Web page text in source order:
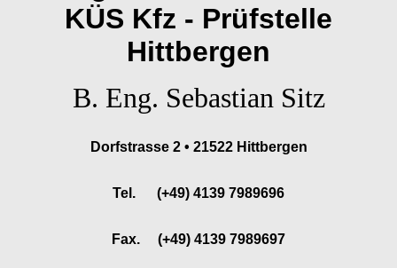
KÜS Kfz - Prüfstelle
Hittbergen
B. Eng. Sebastian Sitz
Dorfstrasse 2 • 21522 Hittbergen
Tel. (+49) 4139 7989696
Fax. (+49) 4139 7989697